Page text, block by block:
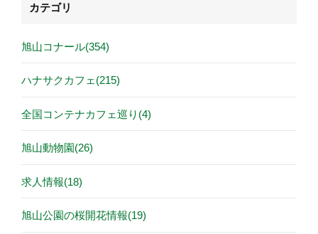
カテゴリ
旭山コナール(354)
ハナサクカフェ(215)
全国コンテナカフェ巡り(4)
旭山動物園(26)
求人情報(18)
旭山公園の桜開花情報(19)